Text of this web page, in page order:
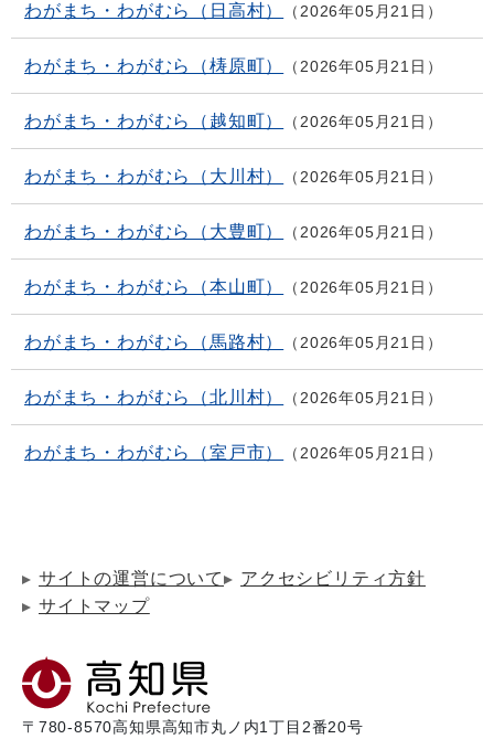
わがまち・わがむら（日高村） 2026年05月21日
わがまち・わがむら（梼原町） 2026年05月21日
わがまち・わがむら（越知町） 2026年05月21日
わがまち・わがむら（大川村） 2026年05月21日
わがまち・わがむら（大豊町） 2026年05月21日
わがまち・わがむら（本山町） 2026年05月21日
わがまち・わがむら（馬路村） 2026年05月21日
わがまち・わがむら（北川村） 2026年05月21日
わがまち・わがむら（室戸市） 2026年05月21日
サイトの運営について
アクセシビリティ方針
サイトマップ
〒780-8570高知県高知市丸ノ内1丁目2番20号